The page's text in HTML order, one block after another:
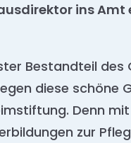
ins
Bestandteil des
diese schöne
Denn
zur